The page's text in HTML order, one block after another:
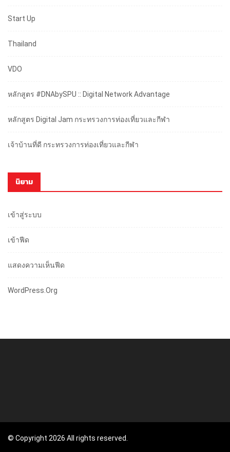
Start Up
Thailand
VDO
หลักสูตร #DNAbySPU :: Digital Network Advantage
หลักสูตร Digital Jam กระทรวงการท่องเที่ยวและกีฬา
เจ้าบ้านที่ดี กระทรวงการท่องเที่ยวและกีฬา
นิยาม
เข้าสู่ระบบ
เข้าฟีด
แสดงความเห็นฟีด
WordPress.org
© Copyright 2026 All rights reserved.